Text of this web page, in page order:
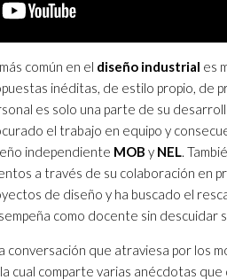
común en el diseño industrial es
inéditas, de estilo propio, de
es solo una parte de su
el trabajo en equipo y
independiente MOB y NEL.
a través de su colaboración en
de diseño y ha buscado el
como docente sin descuidar
conversación que atraviesa por los
cual comparte varias anécdotas